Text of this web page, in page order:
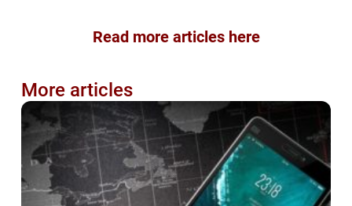
Read more articles here
More articles